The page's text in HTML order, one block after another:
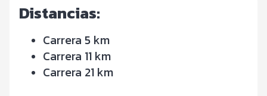
Distancias:
Carrera 5 km
Carrera 11 km
Carrera 21 km